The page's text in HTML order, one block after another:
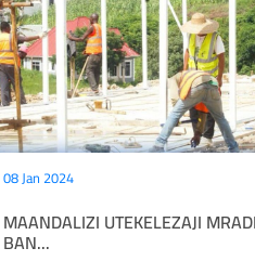
08 Jan 2024
MAANDALIZI UTEKELEZAJI
BAN...